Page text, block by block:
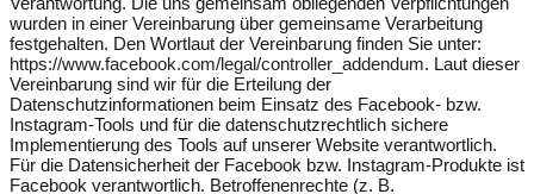
wurden in einer Vereinbarung über gemeinsame Verarbeitung
festgehalten. Den Wortlaut der Vereinbarung finden Sie unter:
https://www.facebook.com/legal/controller_addendum. Laut dieser
Vereinbarung sind wir für die Erteilung der
Datenschutzinformationen beim Einsatz des Facebook- bzw.
Instagram-Tools und für die datenschutzrechtlich sichere
Implementierung des Tools auf unserer Website verantwortlich.
Für die Datensicherheit der Facebook bzw. Instagram-Produkte ist
Facebook verantwortlich. Betroffenenrechte (z. B.